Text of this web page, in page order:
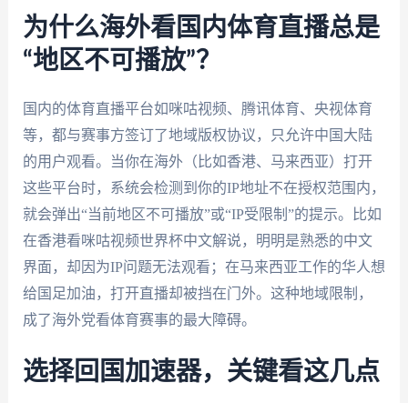
为什么海外看国内体育直播总是
“地区不可播放”？
国内的体育直播平台如咪咕视频、腾讯体育、央视体育
等，都与赛事方签订了地域版权协议，只允许中国大陆
的用户观看。当你在海外（比如香港、马来西亚）打开
这些平台时，系统会检测到你的IP地址不在授权范围内，
就会弹出“当前地区不可播放”或“IP受限制”的提示。比如
在香港看咪咕视频世界杯中文解说，明明是熟悉的中文
界面，却因为IP问题无法观看；在马来西亚工作的华人想
给国足加油，打开直播却被挡在门外。这种地域限制，
成了海外党看体育赛事的最大障碍。
选择回国加速器，关键看这几点